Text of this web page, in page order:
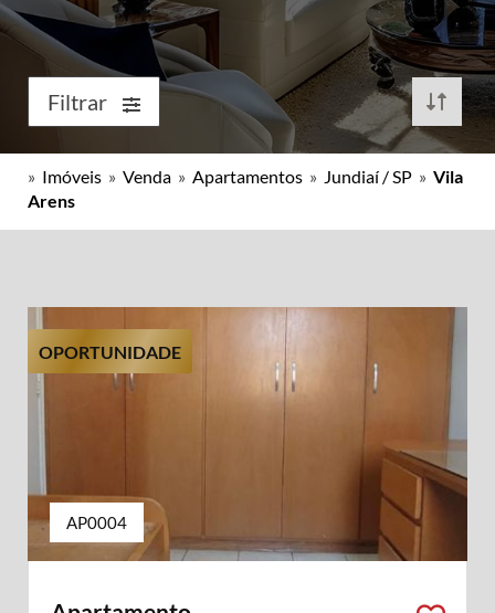
Filtrar
» Imóveis » Venda » Apartamentos » Jundiaí / SP » Vila
Arens
OPORTUNIDADE
AP0004